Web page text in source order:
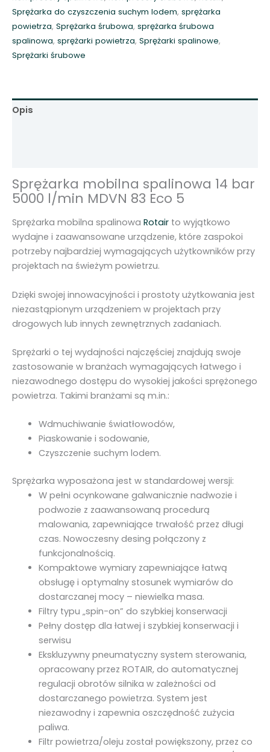
s
p
a
l
o
w
a
r
5
m
R
o
t
M
D
V
N
5
Sprężarka do czyszczenia suchym lodem, sprężarka
powietrza, Sprężarka śrubowa, sprężarka śrubowa
spalinowa, sprężarki powietrza, Sprężarki spalinowe,
Sprężarki śrubowe
Opis
Sprężarka mobilna spalinowa 14 bar
5000 l/min MDVN 83 Eco 5
Sprężarka mobilna spalinowa Rotair to wyjątkowo
wydajne i zaawansowane urządzenie, które zaspokoi
potrzeby najbardziej wymagających użytkowników przy
projektach na świeżym powietrzu.
Dzięki swojej innowacyjności i prostoty użytkowania jest
niezastąpionym urządzeniem w projektach przy
drogowych lub innych zewnętrznych zadaniach.
Sprężarki o tej wydajności najczęściej znajdują swoje
zastosowanie w branżach wymagających łatwego i
niezawodnego dostępu do wysokiej jakości sprężonego
powietrza. Takimi branżami są m.in.:
Wdmuchiwanie światłowodów,
Piaskowanie i sodowanie,
Czyszczenie suchym lodem.
Sprężarka wyposażona jest w standardowej wersji:
W pełni ocynkowane galwanicznie nadwozie i
podwozie z zaawansowaną procedurą
malowania, zapewniające trwałość przez długi
czas. Nowoczesny desing połączony z
funkcjonalnością.
Kompaktowe wymiary zapewniające łatwą
obsługę i optymalny stosunek wymiarów do
dostarczanej mocy – niewielka masa.
Filtry typu „spin-on” do szybkiej konserwacji
Pełny dostęp dla łatwej i szybkiej konserwacji i
serwisu
Ekskluzywny pneumatyczny system sterowania,
opracowany przez ROTAIR, do automatycznej
regulacji obrotów silnika w zależności od
dostarczanego powietrza. System jest
niezawodny i zapewnia oszczędność zużycia
paliwa.
Filtr powietrza/oleju został powiększony, przez co